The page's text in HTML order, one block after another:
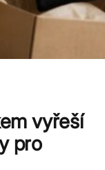
vyřeší
pro